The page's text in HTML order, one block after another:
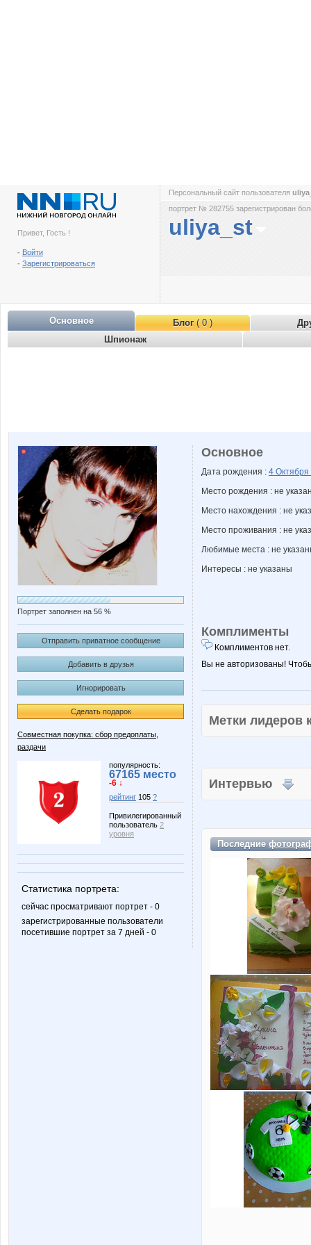
Привет, Гость !
- Войти
- Зарегистрироваться
Персональный сайт пользователя
портрет № 282755 зарегистрирован
uliya_st
Основное Блог( 0 )
Шпионаж
Портрет заполнен на 56 %
Отправить приватное сообщение
Добавить в друзья
Игнорировать
Сделать подарок
Совместная покупка: сбор предоплаты,
раздачи
популярность:
67165 место
-6 ↓
рейтинг 105 ?
Привилегированный
пользователь 2
уровня
Статистика портрета:
сейчас просматривают портрет - 0
зарегистрированные пользователи
посетившие портрет за 7 дней - 0
Основное
Дата рождения : 4 Октября
Место рождения : не
Место нахождения : не
Место проживания : не
Любимые места : не
Интересы : не указаны
Комплименты
Комплиментов нет.
Вы не авторизованы!
Метки
Интервью
Последние